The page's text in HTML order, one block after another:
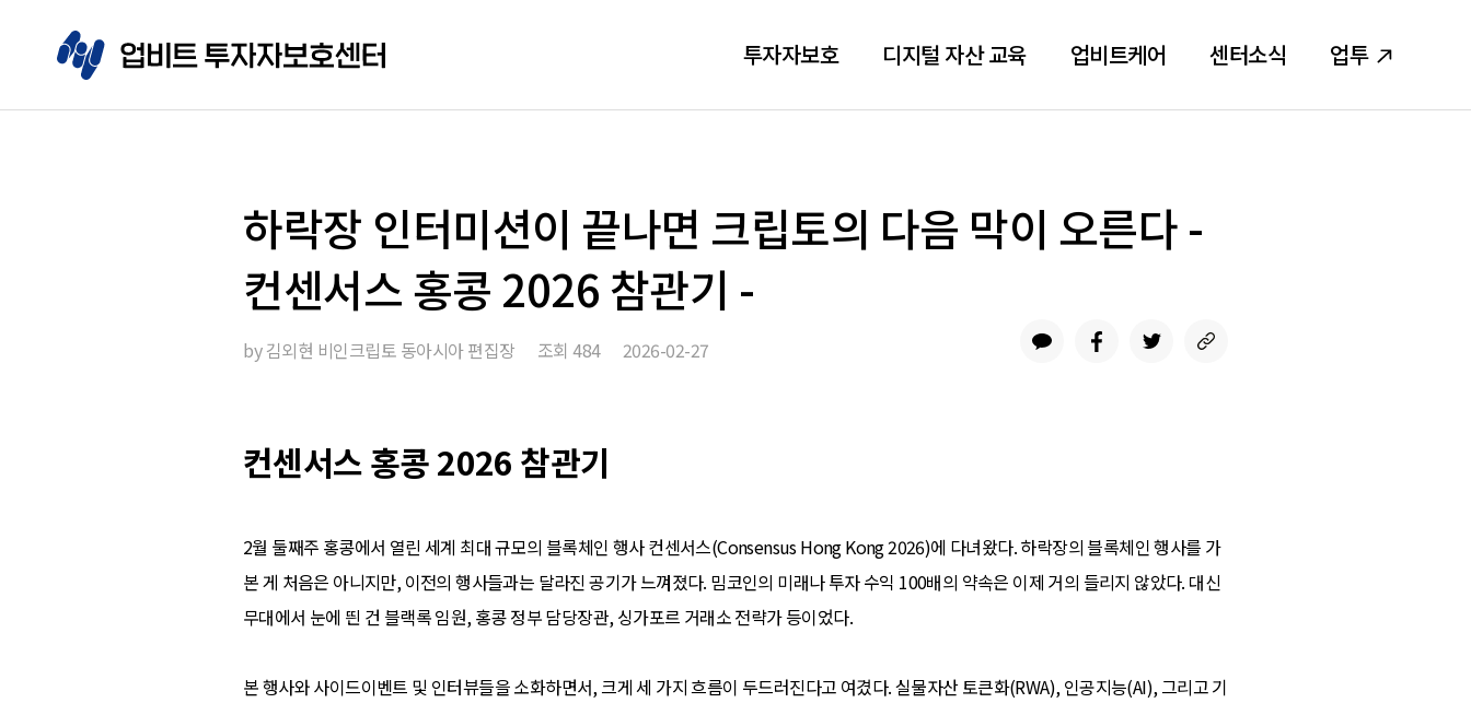
투자자보호 디지털 자산 교육 업비트케어 센터소식 업투
하락장 인터미션이 끝나면 크립토의 다음 막이 오른다 -
컨센서스 홍콩 2026 참관기 -
by김외현 비인크립토 동아시아 편집장 조회 484 2026-02-27
컨센서스 홍콩 2026 참관기
2월 둘째주 홍콩에서 열린 세계 최대 규모의 블록체인 행사 컨센서스(Consensus Hong Kong 2026)에 다녀왔다. 하락장의 블록체인 행사를 가
본 게 처음은 아니지만, 이전의 행사들과는 달라진 공기가 느껴졌다. 밈코인의 미래나 투자 수익 100배의 약속은 이제 거의 들리지 않았다. 대신
무대에서 눈에 띈 건 블랙록 임원, 홍콩 정부 담당장관, 싱가포르 거래소 전략가 등이었다.
본 행사와 사이드이벤트 및 인터뷰들을 소화하면서, 크게 세 가지 흐름이 두드러진다고 여겼다. 실물자산 토큰화(RWA), 인공지능(AI), 그리고 기